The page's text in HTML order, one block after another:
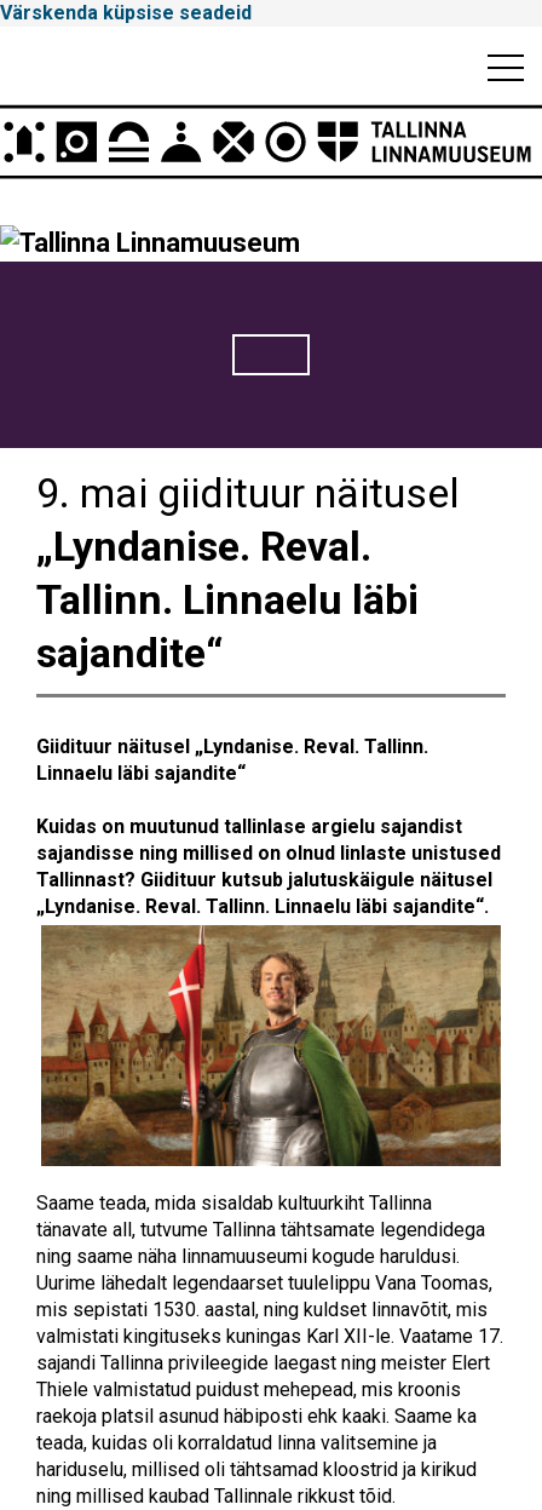
Värskenda küpsise seadeid
Peamenüü
9. mai giidituur näitusel
„Lyndanise. Reval.
Tallinn. Linnaelu läbi
sajandite“
Giidituur näitusel „Lyndanise. Reval. Tallinn.
Linnaelu läbi sajandite“
Kuidas on muutunud tallinlase argielu sajandist
sajandisse ning millised on olnud linlaste unistused
Tallinnast? Giidituur kutsub jalutuskäigule näitusel
„Lyndanise. Reval. Tallinn. Linnaelu läbi sajandite“.
Saame teada, mida sisaldab kultuurkiht Tallinna
tänavate all, tutvume Tallinna tähtsamate legendidega
ning saame näha linnamuuseumi kogude haruldusi.
Uurime lähedalt legendaarset tuulelippu Vana Toomas,
mis sepistati 1530. aastal, ning kuldset linnavõtit, mis
valmistati kingituseks kuningas Karl XII-le. Vaatame 17.
sajandi Tallinna privileegide laegast ning meister Elert
Thiele valmistatud puidust mehepead, mis kroonis
raekoja platsil asunud häbiposti ehk kaaki. Saame ka
teada, kuidas oli korraldatud linna valitsemine ja
hariduselu, millised oli tähtsamad kloostrid ja kirikud
ning millised kaubad Tallinnale rikkust tõid.